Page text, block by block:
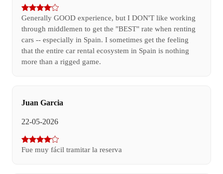
Generally GOOD experience, but I DON'T like working
through middlemen to get the "BEST" rate when renting
cars -- especially in Spain. I sometimes get the feeling
that the entire car rental ecosystem in Spain is nothing
more than a rigged game.
Juan Garcia
22-05-2026
Fue muy fácil tramitar la reserva